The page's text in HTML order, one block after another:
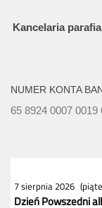
Kancelaria
NUMER KONTA
65 8924 0007 0019